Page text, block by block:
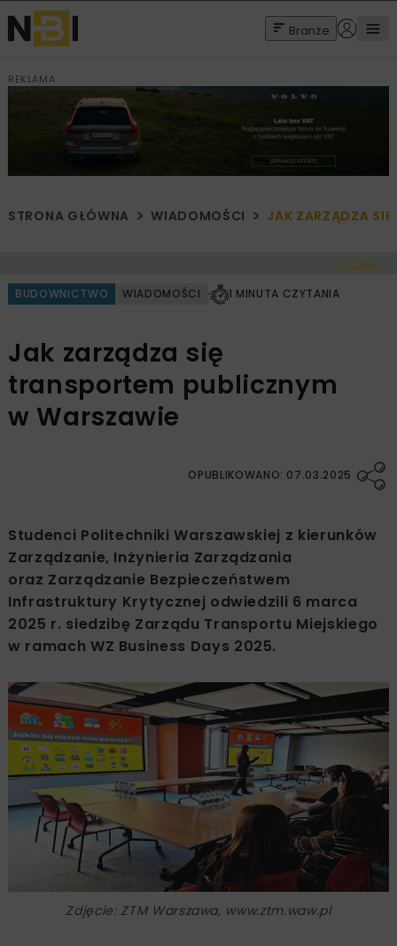
Branże
REKLAMA
STRONA GŁÓWNA WIADOMOŚCI JAK ZARZĄDZA SIĘ
< Cofnij
BUDOWNICTWO WIADOMOŚCI 1 MINUTA CZYTANIA
Jak zarządza się
transportem publicznym
w Warszawie
OPUBLIKOWANO: 07.03.2025
Studenci Politechniki Warszawskiej z kierunków
Zarządzanie, Inżynieria Zarządzania
oraz Zarządzanie Bezpieczeństwem
Infrastruktury Krytycznej odwiedzili 6 marca
2025 r. siedzibę Zarządu Transportu Miejskiego
w ramach WZ Business Days 2025.
Zdjęcie: ZTM Warszawa, www.ztm.waw.pl